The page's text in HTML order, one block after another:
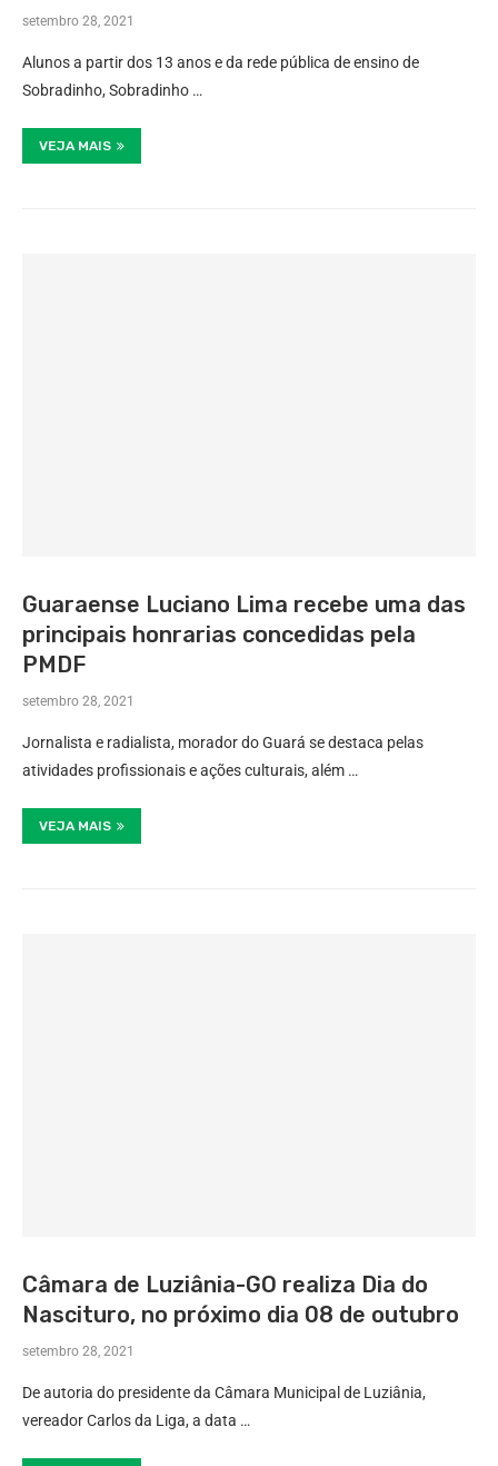
setembro 28, 2021
Alunos a partir dos 13 anos e da rede pública de ensino de
Sobradinho, Sobradinho …
VEJA MAIS
Guaraense Luciano Lima recebe uma das
principais honrarias concedidas pela
PMDF
setembro 28, 2021
Jornalista e radialista, morador do Guará se destaca pelas
atividades profissionais e ações culturais, além …
VEJA MAIS
Câmara de Luziânia-GO realiza Dia do
Nascituro, no próximo dia 08 de outubro
setembro 28, 2021
De autoria do presidente da Câmara Municipal de Luziânia,
vereador Carlos da Liga, a data …